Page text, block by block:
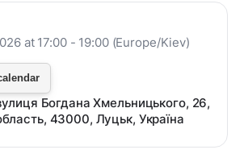
at 17:00 - 19:00 (Europe/Kiev)
Богдана Хмельницького, 26,
43000, Луцьк, Україна